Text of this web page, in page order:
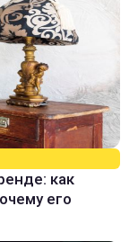
как
его